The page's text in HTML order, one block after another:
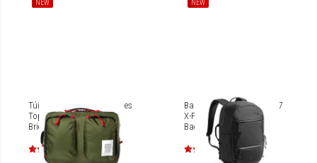
NEW
Túi đeo Laptop 15/16 inches
Topo Designs Global
Briefcase 14L 28899
NEW
Balo Tomtoc UrbanEX-T77
X-PAC for Laptop 16″/26L
Backpack T77M1D2